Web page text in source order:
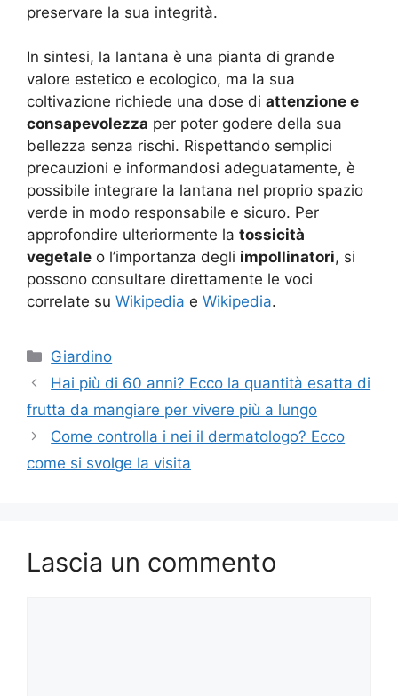
preservare la sua integrità.
In sintesi, la lantana è una pianta di grande
valore estetico e ecologico, ma la sua
coltivazione richiede una dose di attenzione e
consapevolezza per poter godere della sua
bellezza senza rischi. Rispettando semplici
precauzioni e informandosi adeguatamente, è
possibile integrare la lantana nel proprio spazio
verde in modo responsabile e sicuro. Per
approfondire ulteriormente la tossicità
vegetale o l’importanza degli impollinatori, si
possono consultare direttamente le voci
correlate su Wikipedia e Wikipedia.
Categorie
Giardino
Hai più di 60 anni? Ecco la quantità esatta di
frutta da mangiare per vivere più a lungo
Come controlla i nei il dermatologo? Ecco
come si svolge la visita
Lascia un commento